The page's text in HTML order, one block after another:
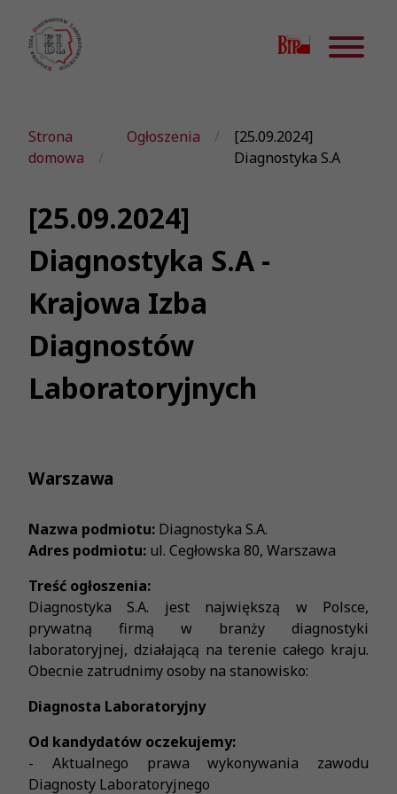
Strona
domowa
Ogłoszenia
[25.09.2024]
Diagnostyka S.A
[25.09.2024]
Diagnostyka S.A -
Krajowa Izba
Diagnostów
Laboratoryjnych
Warszawa
Nazwa podmiotu: Diagnostyka S.A.
Adres podmiotu: ul. Cegłowska 80, Warszawa
Treść ogłoszenia:
Diagnostyka S.A. jest największą w Polsce,
prywatną firmą w branży diagnostyki
laboratoryjnej, działającą na terenie całego kraju.
Obecnie zatrudnimy osoby na stanowisko:
Diagnosta Laboratoryjny
Od kandydatów oczekujemy:
- Aktualnego prawa wykonywania zawodu
Diagnosty Laboratoryjnego